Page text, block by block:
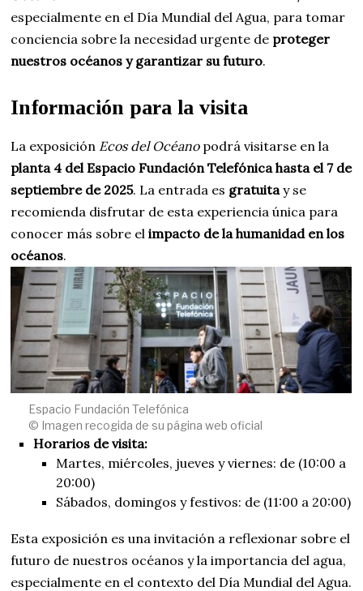
especialmente en el Día Mundial del Agua, para tomar
conciencia sobre la necesidad urgente de proteger
nuestros océanos y garantizar su futuro.
Información para la visita
La exposición Ecos del Océanopodrá visitarse en la
planta 4 del Espacio Fundación Telefónica hasta el 7 de
septiembre de 2025. La entrada es gratuitay se
recomienda disfrutar de esta experiencia única para
conocer más sobre elimpacto de la humanidad en los
océanos.
Espacio Fundación Telefónica
© Imagen recogida de su página web oficial
Horarios de visita:
Martes, miércoles, jueves y viernes: de (10:00 a
20:00)
Sábados, domingos y festivos: de (11:00 a 20:00)
Esta exposición es una invitación a reflexionar sobre el
futuro de nuestros océanos y la importancia del agua,
especialmente en el contexto del Día Mundial del Agua.